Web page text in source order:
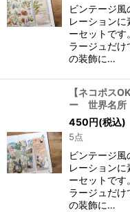
ビンテージ
レーション
ーセットです
ラージュだけ
の装飾に…
【ネコポス
ー 世界名所
450円(税込)
5点
ビンテージ
レーション
ーセットです
ラージュだけ
の装飾に…